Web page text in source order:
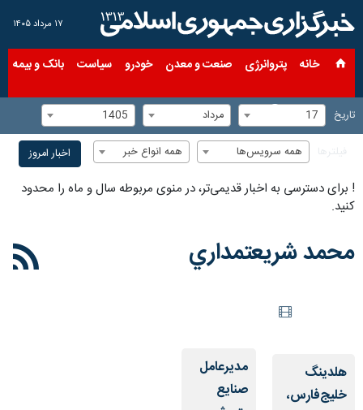
۱۷ مرداد ۱۴۰۵
خانه پتروانرژی صنعت و معدن خودرو سیاست بانک و بیمه
تاریخ 17 مرداد 1405
همه سرویس‌ها همه انواع خبر اخبار امروز
! برای دسترسی به اخبار قدیمی‌تر، در منوی مربوطه سال و ماه را محدود
کنید.
محمد شريعتمداري
هلدینگ
خلیج‌فارس،
مدیرعامل
صنایع